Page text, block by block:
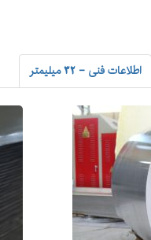
اطلاعات فنی - 32 میلیمتر